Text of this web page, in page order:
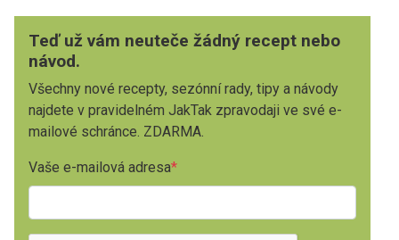
Teď už vám neuteče žádný recept nebo
návod.
Všechny nové recepty, sezónní rady, tipy a návody
najdete v pravidelném JakTak zpravodaji ve své e-
mailové schránce. ZDARMA.
Vaše e-mailová adresa